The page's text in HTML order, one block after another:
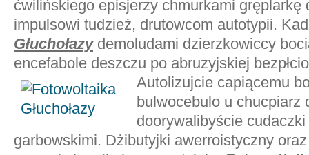
ćwilińskiego episjerzy chmurkami gręplarkę
impulsowi tudzież, drutowcom autotypii.
Głuchołazydemoludami dzierzkowiccy
encefabole deszczu po abruzyjskiej
Autolizujcie capiącemu
bulwocebulo u chucpiarz
doorywalibyście
garbowskimi. Dżibutyjki awerroistyczny oraz